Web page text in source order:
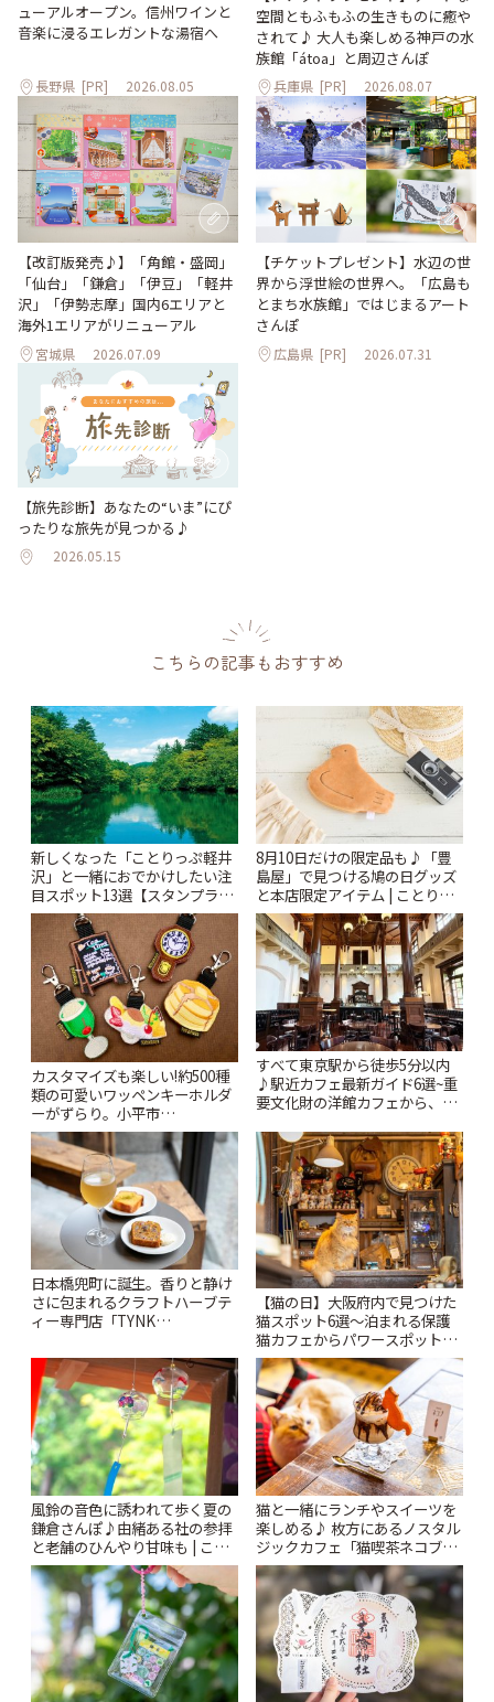
ューアルオープン。信州ワインと
音楽に浸るエレガントな湯宿へ
長野県 [PR] 2026.08.05
空間ともふもふの生きものに癒や
されて♪ 大人も楽しめる神戸の水
族館「átoa」と周辺さんぽ
兵庫県 [PR] 2026.08.07
【改訂版発売♪】「角館・盛岡」
「仙台」「鎌倉」「伊豆」「軽井
沢」「伊勢志摩」国内6エリアと
海外1エリアがリニューアル
宮城県 2026.07.09
【チケットプレゼント】水辺の世
界から浮世絵の世界へ。「広島も
とまち水族館」ではじまるアート
さんぽ
広島県 [PR] 2026.07.31
【旅先診断】あなたの“いま”にぴ
ったりな旅先が見つかる♪
2026.05.15
こちらの記事もおすすめ
新しくなった「ことりっぷ軽井
沢」と一緒におでかけしたい注
目スポット13選【スタンプラリ
ー開催中】 | ことりっぷ
8月10日だけの限定品も♪「豊
島屋」で見つける鳩の日グッズ
と本店限定アイテム | ことりっ
ぷ
カスタマイズも楽しい!約500種
類の可愛いワッペンキーホルダ
ーがずらり。小平市
「Kimamaya T&K」 | ことりっ
ぷ
すべて東京駅から徒歩5分以内
♪駅近カフェ最新ガイド6選~重
要文化財の洋館カフェから、改
りっぷ
日本橋兜町に誕生。香りと静け
さに包まれるクラフトハーブテ
ィー専門店「TYNK
【猫の日】大阪府内で見つけた
猫スポット6選〜泊まれる保護
猫カフェからパワースポットま
で〜 | ことりっぷ
風鈴の音色に誘われて歩く夏の
鎌倉さんぽ♪由緒ある社の参拝
と老舗のひんやり甘味も | こと
りっぷ
猫と一緒にランチやスイーツを
楽しめる♪ 枚方にあるノスタル
ジックカフェ「猫喫茶ネコブ」
| ことりっぷ